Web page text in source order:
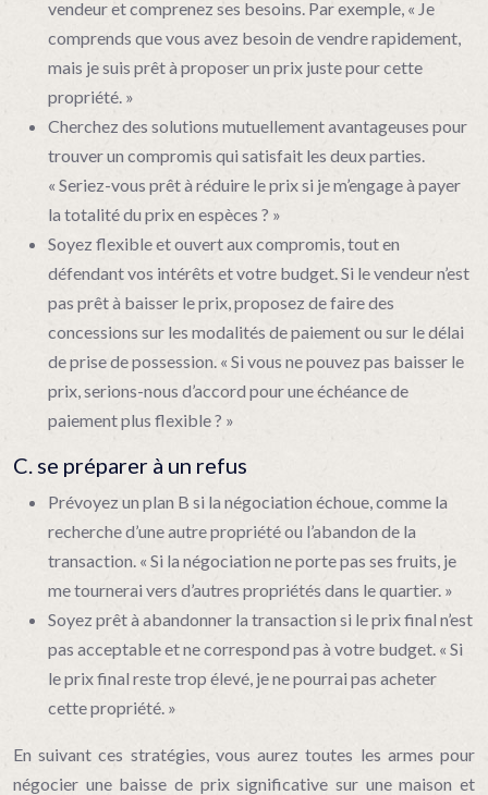
vendeur et comprenez ses besoins. Par exemple, « Je
comprends que vous avez besoin de vendre rapidement,
mais je suis prêt à proposer un prix juste pour cette
propriété. »
Cherchez des solutions mutuellement avantageuses pour
trouver un compromis qui satisfait les deux parties.
« Seriez-vous prêt à réduire le prix si je m’engage à payer
la totalité du prix en espèces ? »
Soyez flexible et ouvert aux compromis, tout en
défendant vos intérêts et votre budget. Si le vendeur n’est
pas prêt à baisser le prix, proposez de faire des
concessions sur les modalités de paiement ou sur le délai
de prise de possession. « Si vous ne pouvez pas baisser le
prix, serions-nous d’accord pour une échéance de
paiement plus flexible ? »
C. se préparer à un refus
Prévoyez un plan B si la négociation échoue, comme la
recherche d’une autre propriété ou l’abandon de la
transaction. « Si la négociation ne porte pas ses fruits, je
me tournerai vers d’autres propriétés dans le quartier. »
Soyez prêt à abandonner la transaction si le prix final n’est
pas acceptable et ne correspond pas à votre budget. « Si
le prix final reste trop élevé, je ne pourrai pas acheter
cette propriété. »
En suivant ces stratégies, vous aurez toutes les armes pour
négocier une baisse de prix significative sur une maison et